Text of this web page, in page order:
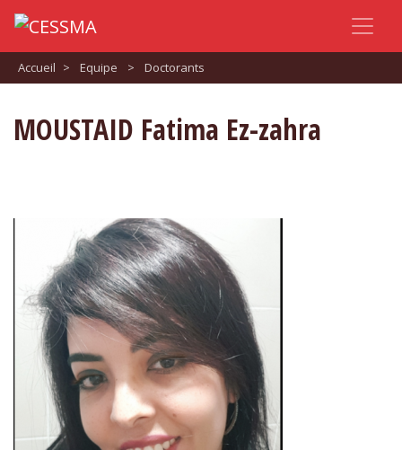
Accueil > Equipe > Doctorants
MOUSTAID Fatima Ez-zahra